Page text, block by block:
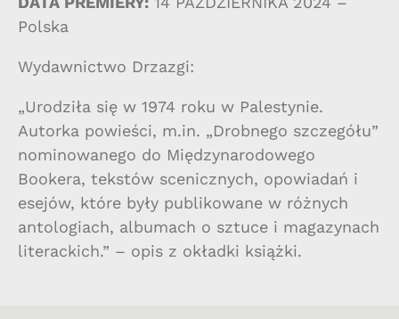
Polska
Wydawnictwo Drzazgi:
„Urodziła się w 1974 roku w Palestynie.
Autorka powieści, m.in. „Drobnego szczegółu”
nominowanego do Międzynarodowego
Bookera, tekstów scenicznych, opowiadań i
esejów, które były publikowane w różnych
antologiach, albumach o sztuce i magazynach
literackich.” – opis z okładki książki.